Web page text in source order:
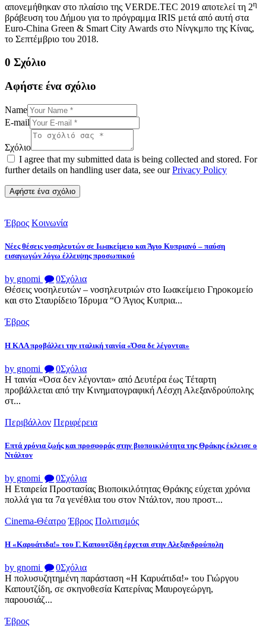
απονεμήθηκαν στο πλαίσιο της VERDE.TEC 2019 αποτελεί τη 2η
βράβευση του Δήμου για το πρόγραμμα IRIS μετά από αυτή στα
Euro-China Green & Smart City Awards στο Νίνγκμπο της Κίνας,
το Σεπτέμβριο του 2018.
0 Σχόλιο
Αφήστε ένα σχόλιο
Name
E-mail
Σχόλιο
I agree that my submitted data is being collected and stored. For
further details on handling user data, see ourPrivacy Policy
Έβρος Κοινωνία
Νέες θέσεις νοσηλευτών σε Ιωακείμειο και Άγιο Κυπριανό – παύση
εισαγωγών λόγω έλλειψης προσωπικού
by gnomi 0Σχόλια
Θέσεις νοσηλευτών – νοσηλευτριών στο Ιωακείμειο Γηροκομείο
και στο Σταυρίδειο Ίδρυμα “Ο Άγιος Κυπρια...
Έβρος
Η ΚΛΑ προβάλλει την ιταλική ταινία «Όσα δε λέγονται»
by gnomi 0Σχόλια
Η ταινία «Όσα δεν λέγονται» από Δευτέρα έως Τέταρτη
προβάλλεται από την Κινηματογραφική Λέσχη Αλεξανδρούπολης
στ...
Περιβάλλον Περιφέρεια
Επτά χρόνια ζωής και προσφοράς στην βιοποικιλότητα της Θράκης έκλεισε ο
Ντάλτον
by gnomi 0Σχόλια
Η Εταιρεία Προστασίας Βιοποικιλότητας Θράκης εύχεται χρόνια
πολλά για τα 7α γενέθλια του στον Ντάλτον, που προστ...
Cinema-Θέατρο Έβρος Πολιτισμός
Η «Καρυάτιδα!» του Γ. Καπουτζίδη έρχεται στην Αλεξανδρούπολη
by gnomi 0Σχόλια
Η πολυσυζητημένη παράσταση «Η Καρυάτιδα!» του Γιώργου
Καπουτζίδη, σε σκηνοθεσία Κατερίνας Μαυρογεώργη,
παρουσιάζ...
Έβρος